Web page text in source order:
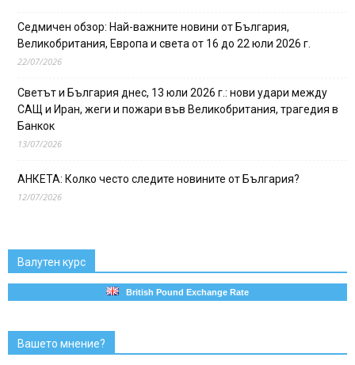
Седмичен обзор: Най-важните новини от България,
Великобритания, Европа и света от 16 до 22 юли 2026 г.
22/07/2026
Светът и България днес, 13 юли 2026 г.: нови удари между
САЩ и Иран, жеги и пожари във Великобритания, трагедия в
Банкок
13/07/2026
АНКЕТА: Колко често следите новините от България?
12/07/2026
Валутен курс
British Pound Exchange Rate
Вашето мнение?